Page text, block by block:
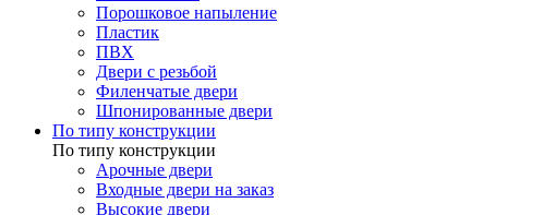
Порошковое напыление
Пластик
ПВХ
Двери с резьбой
Филенчатые двери
Шпонированные двери
По типу конструкции
По типу конструкции
Арочные двери
Входные двери на заказ
Высокие двери